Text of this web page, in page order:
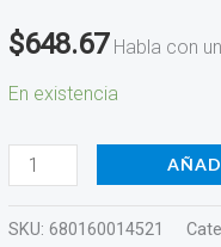
$648.67 Habla con
En existencia
Kraft,
Piano,
CARL11440971
cantidad
SKU: 680160014521